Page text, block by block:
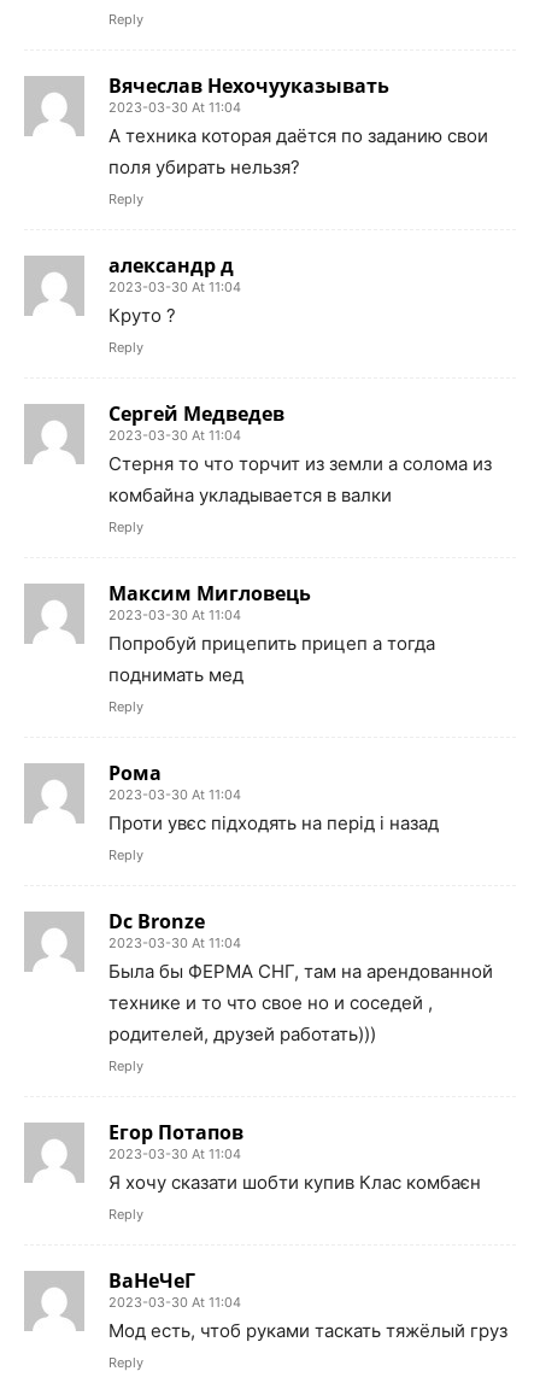
Reply
Вячеслав Нехочууказывать
2023-03-30 At 11:04
А техника которая даётся по заданию свои
поля убирать нельзя?
Reply
александр д
2023-03-30 At 11:04
Круто ?
Reply
Сергей Медведев
2023-03-30 At 11:04
Стерня то что торчит из земли а солома из
комбайна укладывается в валки
Reply
Максим Мигловець
2023-03-30 At 11:04
Попробуй прицепить прицеп а тогда
поднимать мед
Reply
Рома
2023-03-30 At 11:04
Проти увєс підходять на перід і назад
Reply
Dc Bronze
2023-03-30 At 11:04
Была бы ФЕРМА СНГ, там на арендованной
технике и то что свое но и соседей ,
родителей, друзей работать)))
Reply
Егор Потапов
2023-03-30 At 11:04
Я хочу сказати шобти купив Клас комбаєн
Reply
ВаНеЧеГ
2023-03-30 At 11:04
Мод есть, чтоб руками таскать тяжёлый груз
Reply